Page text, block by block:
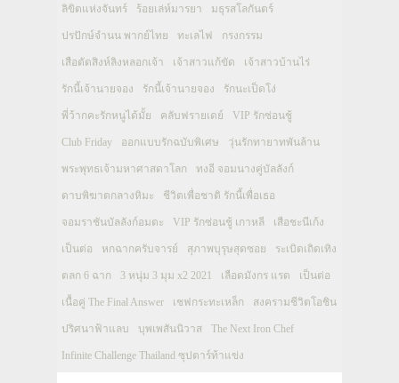
ลิขิตแห่งจันทร์ ร้อยเล่ห์มารยา มธุรสโลกันตร์
ปรปักษ์จำนน พากย์ไทย ทะเลไฟ กรงกรรม
เสือตัดสิงห์ลิงหลอกเจ้า เจ้าสาวแก้ขัด เจ้าสาวบ้านไร่
รักนี้เจ้านายจอง รักนี้เจ้านายจอง รักนะเป็ดโง่
พี่ว้ากคะรักหนูได้มั้ย คลับฟรายเดย์ VIP รักซ่อนชู้
Club Friday ออกแบบรักฉบับพิเศษ วุ่นรักทายาทพันล้าน
พระพุทธเจ้ามหาศาสดาโลก ทงอี จอมนางคู่บัลลังก์
ดาบพิฆาตกลางหิมะ ชีวิตเพื่อชาติ รักนี้เพื่อเธอ
จอมราชันบัลลังก์อมตะ VIP รักซ่อนชู้ เกาหลี เสือชะนีเก้ง
เป็นต่อ หกฉากครับจารย์ สุภาพบุรุษสุดซอย ระเบิดเถิดเทิง
ตลก 6 ฉาก 3 หนุ่ม 3 มุม x2 2021 เลือดมังกร แรด เป็นต่อ
เนื้อคู่ The Final Answer เชฟกระทะเหล็ก สงครามชีวิตโอชิน
ปริศนาฟ้าแลบ บุพเพสันนิวาส The Next Iron Chef
Infinite Challenge Thailand ซุปตาร์ท้าแข่ง